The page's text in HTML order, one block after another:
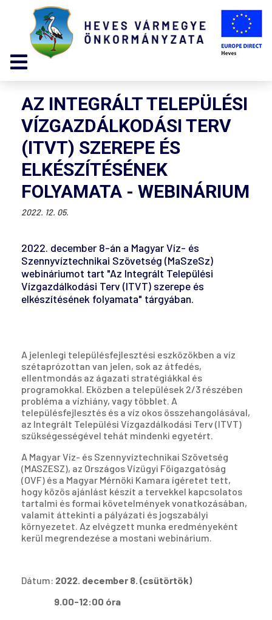
AZ INTEGRÁLT TELEPÜLÉSI
VÍZGAZDÁLKODÁSI TERV
(ITVT) SZEREPE ÉS
ELKÉSZÍTÉSÉNEK
FOLYAMATA - WEBINÁRIUM
2022. 12. 05.
2022. december 8-án a Magyar Víz- és
Szennyvíztechnikai Szövetség (MaSzeSz)
webináriumot tart "Az Integrált Települési
Vízgazdálkodási Terv (ITVT) szerepe és
elkészítésének folyamata" tárgyában.
A jelenlegi településfejlesztési eszközökben a víz
szétaprózottan van jelen, sok az átfedés,
ellentmondás az ágazati stratégiákkal és
programokkal. Eközben a települések 2/3 részében
probléma a vízhiány, vagy többlet. A
településfejlesztés és a víz okos összehangolásával,
az Integrált Települési Vízgazdálkodási Terv (ITVT)
szükségességével tehát mindenki egyetért.
A Magyar Víz- és Szennyvíztechnikai Szövetség
(MASZESZ), az Országos Vízügyi Főigazgatóság
(OVF) és a Magyar Mérnöki Kamara ígéretet tett,
hogy közös ajánlást készít a tervekkel kapcsolatos
tartalmi és formai követelmények vonatkozásában,
valamit áttekinti a pályázati és jogszabályi
környezetet. Az elvégzett munka eredményeként
kerül megrendezése a mostani webinárium.
Dátum: 2022. december 8. (csütörtök)
9.00-12:00 óra